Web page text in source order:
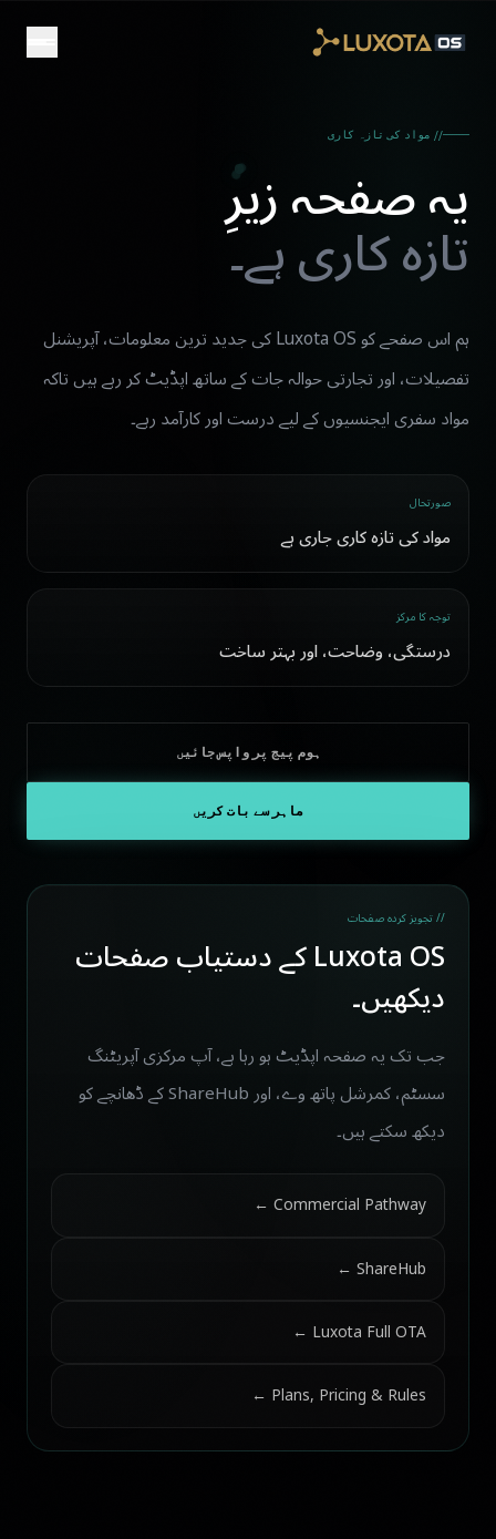
// مواد کی تازہ کاری
یہ صفحہ زیرِ
تازہ کاری ہے۔
ہم اس صفحے کو Luxota OS کی جدید ترین معلومات، آپریشنل
تفصیلات، اور تجارتی حوالہ جات کے ساتھ اپڈیٹ کر رہے ہیں تاکہ
مواد سفری ایجنسیوں کے لیے درست اور کارآمد رہے۔
صورتحال
مواد کی تازہ کاری جاری ہے
توجہ کا مرکز
درستگی، وضاحت، اور بہتر ساخت
ہوم پیج پر واپس جائیں
ماہر سے بات کریں
// تجویز کردہ صفحات
Luxota OS کے دستیاب صفحات
دیکھیں۔
جب تک یہ صفحہ اپڈیٹ ہو رہا ہے، آپ مرکزی آپریٹنگ
سسٹم، کمرشل پاتھ وے، اور ShareHub کے ڈھانچے کو
دیکھ سکتے ہیں۔
Commercial Pathway ←
ShareHub ←
Luxota Full OTA ←
Plans, Pricing & Rules ←